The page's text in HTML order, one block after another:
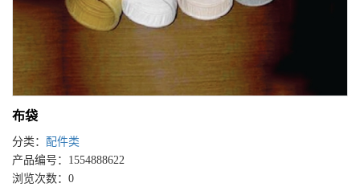
布袋
分类： 配件类
产品编号：1554888622
浏览次数：0